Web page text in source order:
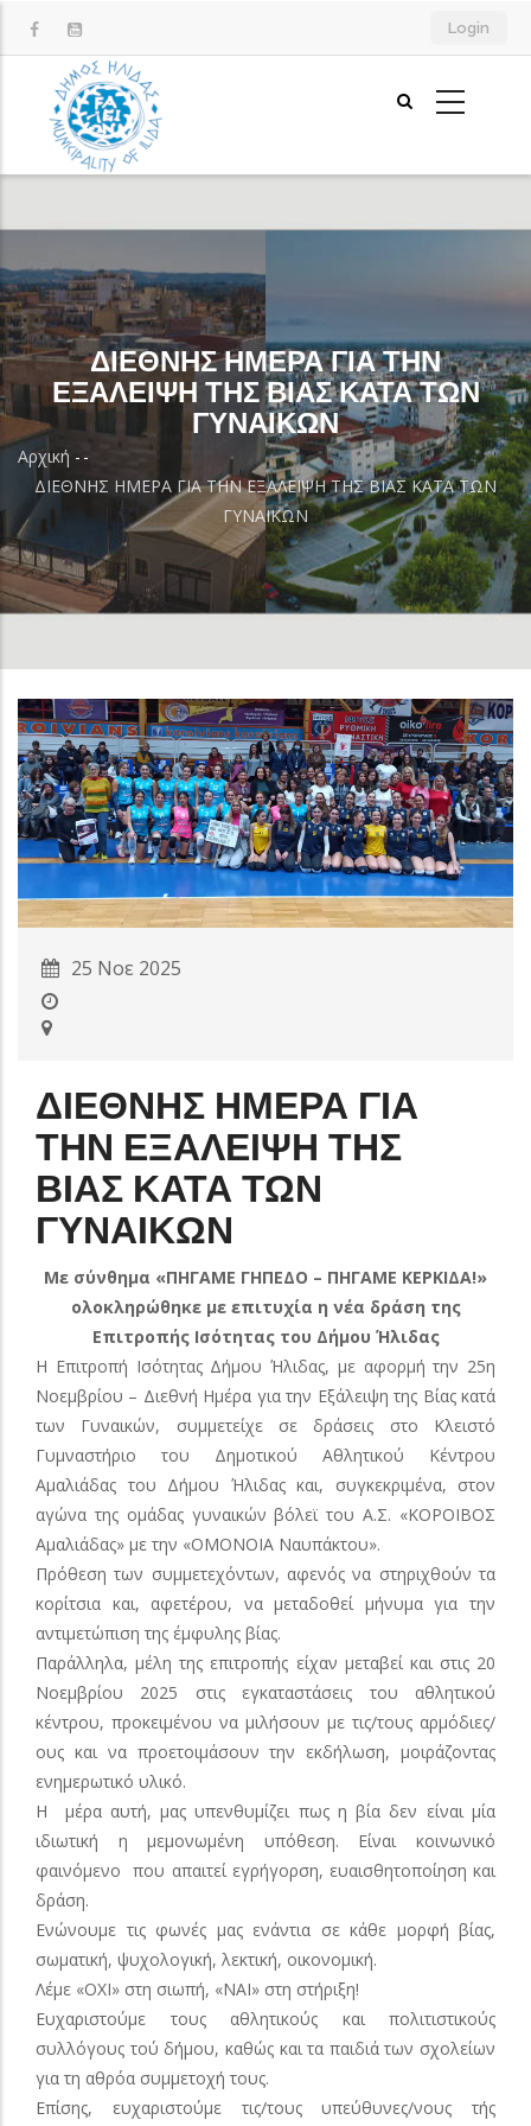
προς
περιεχόμενο
Login
ΔΙΕΘΝΗΣ ΗΜΕΡΑ ΓΙΑ ΤΗΝ
ΕΞΑΛΕΙΨΗ ΤΗΣ ΒΙΑΣ ΚΑΤΑ ΤΩΝ
ΓΥΝΑΙΚΩΝ
Breadcrumb
Αρχική - -
ΔΙΕΘΝΗΣ ΗΜΕΡΑ ΓΙΑ ΤΗΝ ΕΞΑΛΕΙΨΗ ΤΗΣ ΒΙΑΣ ΚΑΤΑ ΤΩΝ
ΓΥΝΑΙΚΩΝ
25 Νοε 2025
ΔΙΕΘΝΗΣ ΗΜΕΡΑ ΓΙΑ
ΤΗΝ ΕΞΑΛΕΙΨΗ ΤΗΣ
ΒΙΑΣ ΚΑΤΑ ΤΩΝ
ΓΥΝΑΙΚΩΝ
Με σύνθημα «ΠΗΓΑΜΕ ΓΗΠΕΔΟ – ΠΗΓΑΜΕ ΚΕΡΚΙΔΑ!»
ολοκληρώθηκε με επιτυχία η νέα δράση της
Επιτροπής Ισότητας του Δήμου Ήλιδας
Η Επιτροπή Ισότητας Δήμου Ήλιδας, με αφορμή την 25η
Νοεμβρίου – Διεθνή Ημέρα για την Εξάλειψη της Βίας κατά
των Γυναικών, συμμετείχε σε δράσεις στο Κλειστό
Γυμναστήριο
του Δημοτικού Αθλητικού Κέντρου
Αμαλιάδας του Δήμου Ήλιδας και, συγκεκριμένα, στον
αγώνα της ομάδας γυναικών βόλεϊ του Α.Σ. «ΚΟΡΟΙΒΟΣ
Αμαλιάδας» με την «ΟΜΟΝΟΙΑ Ναυπάκτου».
Πρόθεση των συμμετεχόντων, αφενός να στηριχθούν τα
κορίτσια και, αφετέρου, να μεταδοθεί μήνυμα για την
αντιμετώπιση της έμφυλης βίας.
Παράλληλα, μέλη της επιτροπής είχαν μεταβεί και στις 20
Νοεμβρίου 2025 στις εγκαταστάσεις του αθλητικού
κέντρου, προκειμένου να μιλήσουν με τις/τους αρμόδιες/
ους και να προετοιμάσουν την εκδήλωση, μοιράζοντας
ενημερωτικό υλικό.
Η μέρα αυτή, μας υπενθυμίζει πως η βία δεν είναι μία
ιδιωτική η μεμονωμένη υπόθεση. Είναι κοινωνικό
φαινόμενο που απαιτεί εγρήγορση, ευαισθητοποίηση και
δράση.
Ενώνουμε τις φωνές μας ενάντια σε κάθε μορφή βίας,
σωματική, ψυχολογική, λεκτική, οικονομική.
Λέμε «ΟΧΙ» στη σιωπή, «ΝΑΙ» στη στήριξη!
Ευχαριστούμε τους αθλητικούς και πολιτιστικούς
συλλόγους τού δήμου, καθώς και τα παιδιά των σχολείων
για τη αθρόα συμμετοχή τους.
Επίσης, ευχαριστούμε τις/τους υπεύθυνες/νους τής